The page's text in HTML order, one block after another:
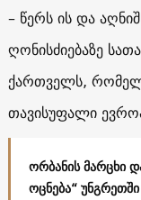
– წერს ის და
ღონისძიებაზე
ქართველს,
თავისუფალი
ორბანის მარცხი
ოცნება“ უნგრეთში